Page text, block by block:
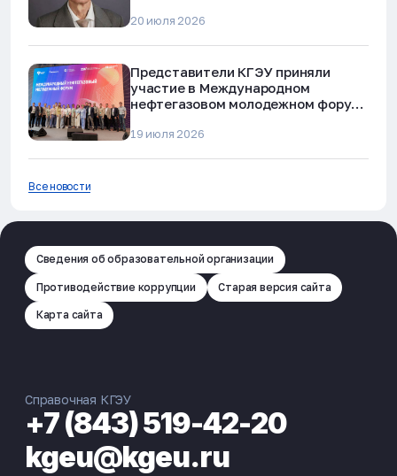
20 июля 2026
Представители КГЭУ приняли
участие в Международном
нефтегазовом молодежном форуме
19 июля 2026
Все новости
Сведения об образовательной организации
Противодействие коррупции Старая версия сайта
Карта сайта
Справочная КГЭУ
+7 (843) 519-42-20
kgeu@kgeu.ru